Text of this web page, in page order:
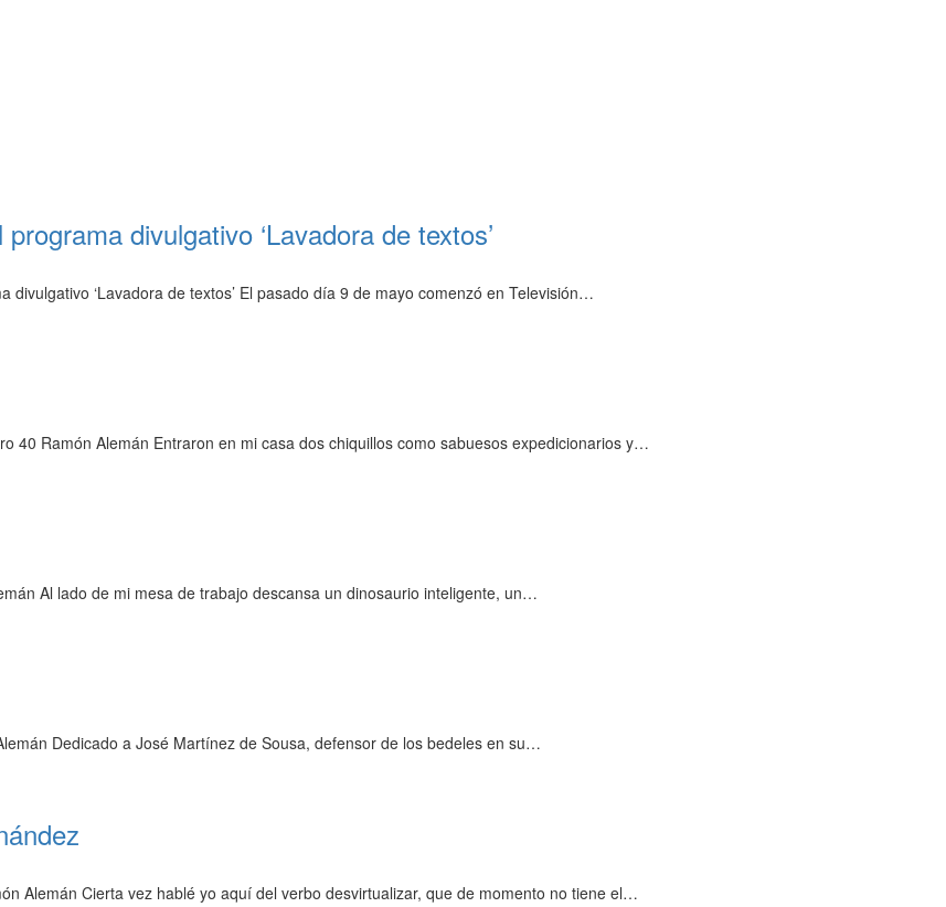
divulgativo ‘Lavadora de textos’
‘Lavadora de textos’ El pasado día 9 de mayo comenzó en Televisión…
40 Ramón Alemán Entraron en mi casa dos chiquillos como sabuesos expedicionarios y…
Al lado de mi mesa de trabajo descansa un dinosaurio inteligente, un…
Dedicado a José Martínez de Sousa, defensor de los bedeles en su…
Alemán Cierta vez hablé yo aquí del verbo desvirtualizar, que de momento no tiene el…